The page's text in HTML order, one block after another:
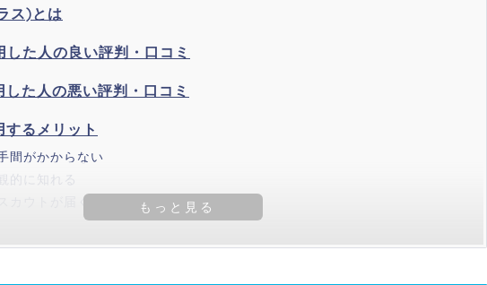
ス)とは
した人の良い評判・口コミ
した人の悪い評判・口コミ
するメリット
間がかからない
的に知れる
カウトが届く